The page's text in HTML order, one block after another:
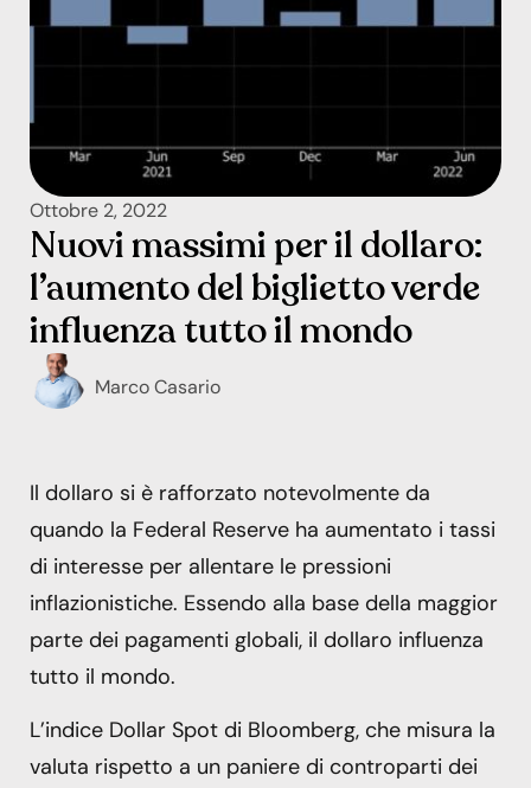
Ottobre 2, 2022
Nuovi massimi per il dollaro:
l’aumento del biglietto verde
influenza tutto il mondo
Marco Casario
Il dollaro si è rafforzato notevolmente da
quando la Federal Reserve ha aumentato i tassi
di interesse per allentare le pressioni
inflazionistiche. Essendo alla base della maggior
parte dei pagamenti globali, il dollaro influenza
tutto il mondo.
L’indice Dollar Spot di Bloomberg, che misura la
valuta rispetto a un paniere di controparti dei